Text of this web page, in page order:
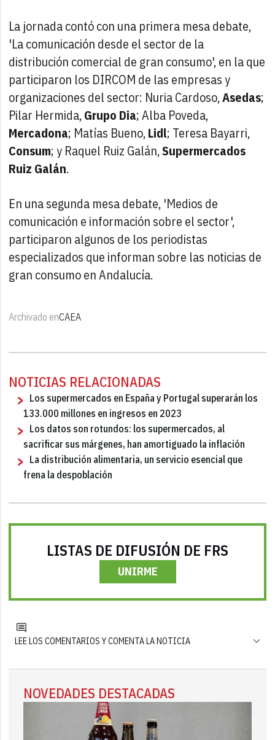
La jornada contó con una primera mesa debate,
'La comunicación desde el sector de la
distribución comercial de gran consumo', en la que
participaron los DIRCOM de las empresas y
organizaciones del sector: Nuria Cardoso,Asedas;
Pilar Hermida,Grupo Dia; Alba Poveda,
Mercadona; Matías Bueno,Lidl; Teresa Bayarri,
Consum; y Raquel Ruiz Galán,Supermercados
Ruiz Galán.
En una segunda mesa debate, 'Medios de
comunicación e información sobre el sector',
participaron algunos de los periodistas
especializados que informan sobre las noticias de
gran consumo en Andalucía.
Archivado enCAEA
NOTICIAS RELACIONADAS
Los supermercados en España y Portugal superarán los
133.000 millones en ingresos en 2023
Los datos son rotundos: los supermercados, al
sacrificar sus márgenes, han amortiguado la inflación
La distribución alimentaria, un servicio esencial que
frena la despoblación
LISTAS DE DIFUSIÓN DE FRS
UNIRME
LEE LOS COMENTARIOS Y COMENTA LA NOTICIA
NOVEDADES DESTACADAS